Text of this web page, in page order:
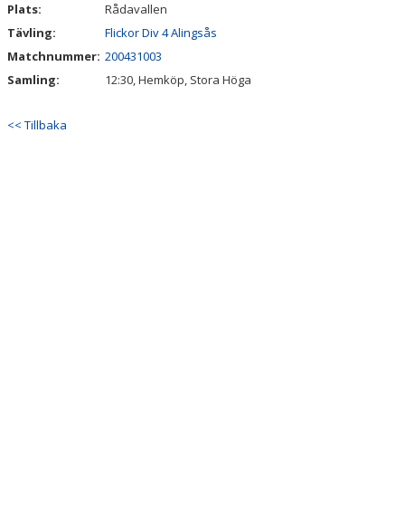
BILDGALLERI
Plats:
Rådavallen
Tävling:
Flickor Div 4 Alingsås
Matchnummer: 200431003
Samling:
12:30, Hemköp, Stora Höga
<< Tillbaka